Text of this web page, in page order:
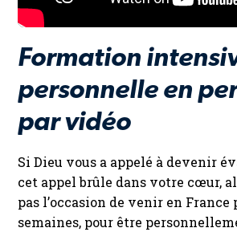
Formation
personnelle en
par vidéo
Si Dieu vous a appelé à devenir
cet appel brûle dans votre cœur,
pas l’occasion de venir en
semaines, pour être